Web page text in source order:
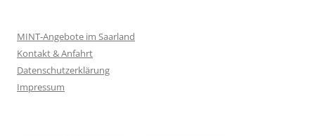
MINT-Angebote im Saarland
Kontakt & Anfahrt
Datenschutzerklärung
Impressum